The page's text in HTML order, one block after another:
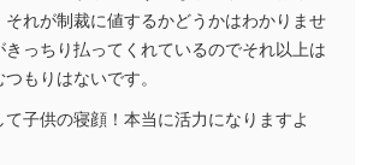
それが制裁に値するかどうかはわかりませ
きっちり払ってくれているのでそれ以上は
つもりはないです。
て子供の寝顔！本当に活力になりますよ